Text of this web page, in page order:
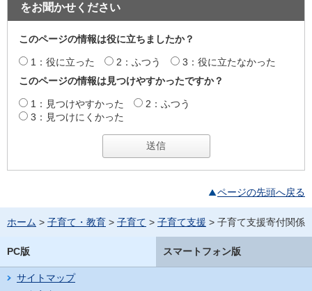
をお聞かせください
このページの情報は役に立ちましたか？
1：役に立った 2：ふつう
3：役に立たなかった
このページの情報は見つけやすかったですか？
1：見つけやすかった
2：ふつう
3：見つけにくかった
ページの先頭へ戻る
ホーム > 子育て・教育 > 子育て > 子育て支援 > 子育て支援寄付関係
PC版 スマートフォン版
サイトマップ